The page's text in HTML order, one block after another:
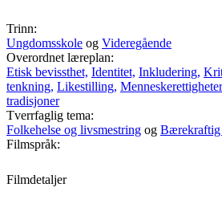
Trinn:
Ungdomsskole og Videregående
Overordnet læreplan:
Etisk bevissthet, Identitet, Inkludering,
tenkning, Likestilling, Menneskerettigheter
tradisjoner
Tverrfaglig tema:
Folkehelse og livsmestring og
Filmspråk:
Filmdetaljer